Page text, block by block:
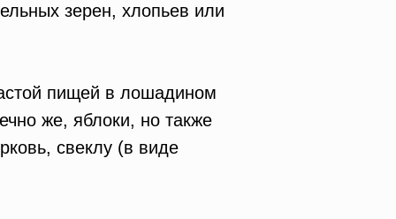
зерен, хлопьев или
пищей в лошадином
же, яблоки, но также
свеклу (в виде